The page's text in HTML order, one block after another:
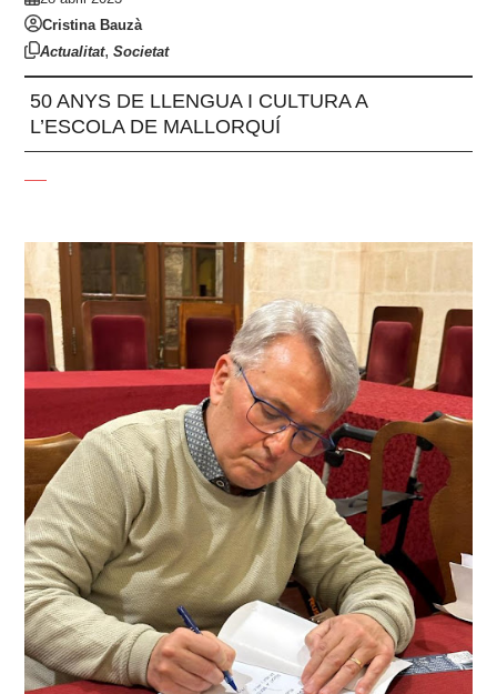
Cristina Bauzà
Actualitat,Societat
50 ANYS DE LLENGUA I CULTURA A
L’ESCOLA DE MALLORQUÍ